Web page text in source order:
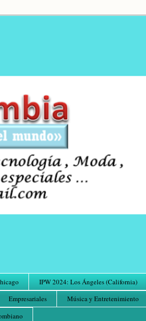
IPW 2024: Los Ángeles (California)
Empresariales Música y Entretenimiento